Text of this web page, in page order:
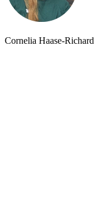
Cornelia Haase-Richard